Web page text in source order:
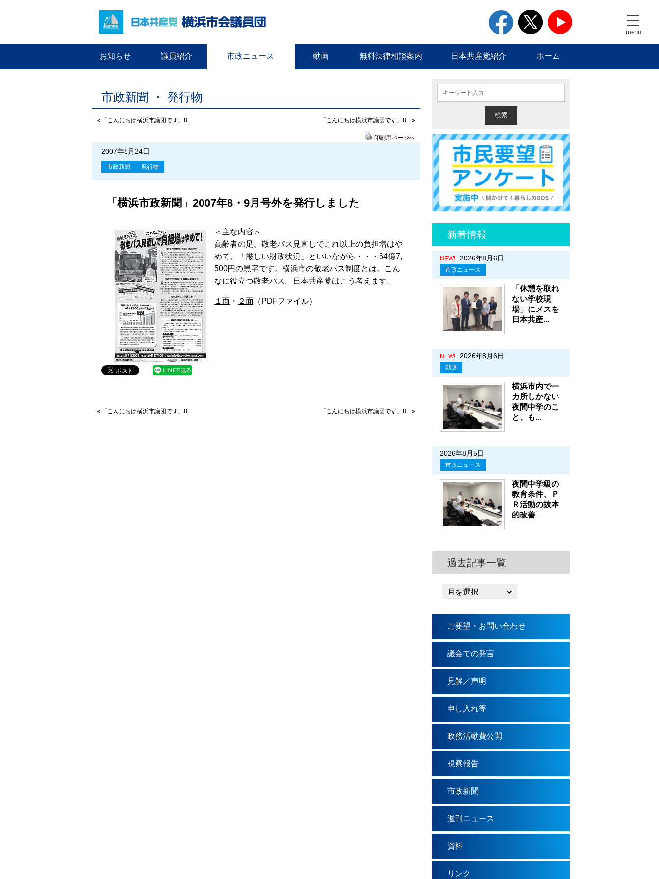
menu
facebook twitter
お知らせ 議員紹介 市政ニュース 動画 無料法律相談案内 日本共産党紹介 ホーム
市政新聞 ・ 発行物
« 「こんにちは横浜市議団です」8... 「こんにちは横浜市議団です」8... »
印刷用ページへ
2007年8月24日
市政新聞 発行物
「横浜市政新聞」2007年8・9月号外を発行しました
＜主な内容＞
高齢者の足、敬老パス見直しでこれ以上の負担増はや
めて。「厳しい財政状況」といいながら・・・64億7,
500円の黒字です。横浜市の敬老パス制度とは。こん
なに役立つ敬老パス。日本共産党はこう考えます。
１面 ・ ２面 （PDFファイル）
« 「こんにちは横浜市議団です」8... 「こんにちは横浜市議団です」8... »
新着情報
NEW! 2026年8月6日
市政ニュース
「休憩を取れ
ない学校現
場」にメスを
日本共産...
NEW! 2026年8月6日
動画
横浜市内で一
カ所しかない
夜間中学のこ
と、も...
2026年8月5日
市政ニュース
夜間中学級の
教育条件、Ｐ
Ｒ活動の抜本
的改善...
過去記事一覧
ご要望・お問い合わせ
議会での発言
見解／声明
申し入れ等
政務活動費公開
視察報告
市政新聞
週刊ニュース
資料
リンク